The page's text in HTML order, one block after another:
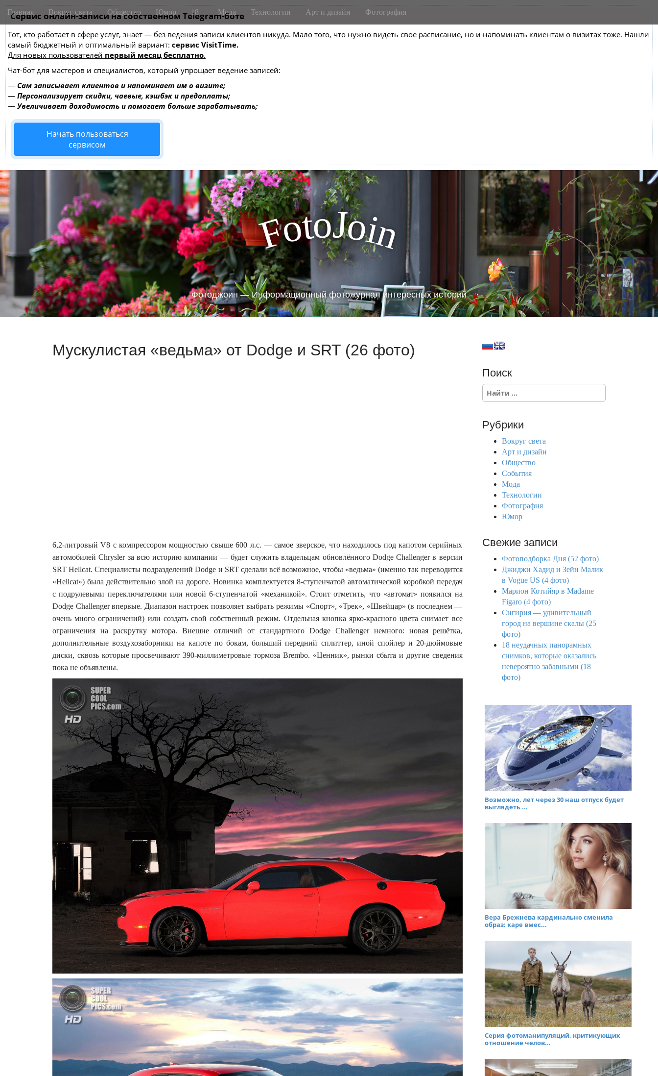
Сервис онлайн-записи на собственном Telegram-боте
Тот, кто работает в сфере услуг, знает — без ведения записи клиентов никуда. Мало того, что нужно видеть свое расписание, но и напоминать клиентам о визитах тоже. Нашли
самый бюджетный и оптимальный вариант: сервис VisitTime.
Для новых пользователей первый месяц бесплатно.
Чат-бот для мастеров и специалистов, который упрощает ведение записей:
— Сам записывает клиентов и напоминает им о визите;
— Персонализирует скидки, чаевые, кэшбэк и предоплаты;
— Увеличивает доходимость и помогает больше зарабатывать;
Начать пользоваться
сервисом
M
a
n
m
e
n
u
i
Главная Вокруг света Общество Юмор 18+ Мода Технологии Арт и дизайн Фотография
FotoJoin
Фотоджоин — Информационный фотожурнал интересных историй
Мускулистая «ведьма» от Dodge и SRT (26 фото)
6,2-литровый V8 с компрессором мощностью свыше 600 л.с. — самое зверское, что находилось под капотом серийных
автомобилей Chrysler за всю историю компании — будет служить владельцам обновлённого Dodge Challenger в версии
SRT Hellcat.Специалисты подразделений Dodge и SRT сделали всё возможное, чтобы «ведьма» (именно так переводится
«Hellcat») была действительно злой на дороге. Новинка комплектуется 8-ступенчатой автоматической коробкой передач
с подрулевыми переключателями или новой 6-ступенчатой «механикой». Стоит отметить, что «автомат» появился на
Dodge Challenger впервые. Диапазон настроек позволяет выбрать режимы «Спорт», «Трек», «Швейцар» (в последнем —
очень много ограничений) или создать свой собственный режим. Отдельная кнопка ярко-красного цвета снимает все
ограничения на раскрутку мотора. Внешне отличий от стандартного Dodge Challenger немного: новая решётка,
дополнительные воздухозаборники на капоте по бокам, больший передний сплиттер, иной спойлер и 20-дюймовые
диски, сквозь которые просвечивают 390-миллиметровые тормоза Brembo. «Ценник», рынки сбыта и другие сведения
пока не объявлены.
Поиск
S
e
c
Рубрики
Вокруг света
Арт и дизайн
Общество
События
Мода
Технологии
Фотография
Юмор
Свежие записи
Фотоподборка Дня (52 фото)
Джиджи Хадид и Зейн Малик
в Vogue US (4 фото)
Марион Котийяр в Madame
Figaro (4 фото)
Сигирия — удивительный
город на вершине скалы (25
фото)
18 неудачных панорамных
снимков, которые оказались
невероятно забавными (18
фото)
Возможно, лет через 30 наш отпуск будет
выглядеть ...
Вера Брежнева кардинально сменила
образ: каре вмес...
Серия фотоманипуляций, критикующих
отношение челов...